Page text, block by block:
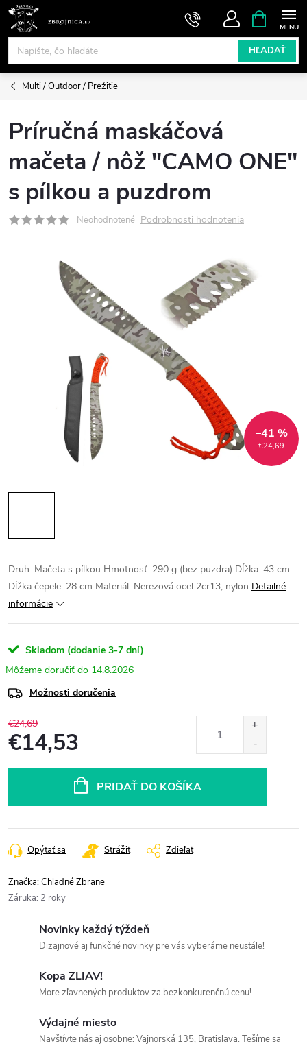
Prejsť
obsah
HĽADAŤ
KOŠÍK
Multi / Outdoor / Prežitie
Príručná maskáčová
mačeta / nôž "CAMO ONE"
s pílkou a puzdrom
Neohodnotené Podrobnosti hodnotenia
€24,69
–41 %
Druh: Mačeta s pílkou Hmotnosť: 290 g (bez puzdra) Dĺžka: 43 cm
Dĺžka čepele: 28 cm Materiál: Nerezová ocel 2cr13, nylon Detailné
informácie
Skladom (dodanie 3-7 dní)
14.8.2026
Možnosti doručenia
€24,69
€14,53
PRIDAŤ DO KOŠÍKA
Opýtať sa Strážiť Zdieľať
Značka:Chladné Zbrane
Záruka: 2 roky
Novinky každý týždeň
Dizajnové aj funkčné novinky pre vás vyberáme neustále!
Kopa ZLIAV!
More zľavnených produktov za bezkonkurenčnú cenu!
Výdajné miesto
Navštívte nás aj osobne: Vajnorská 135, Bratislava. Tešíme sa